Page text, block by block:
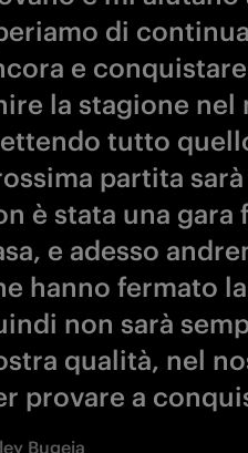
di
e
la stagione
tutto
partita
è stata una
e adesso
hanno fermato
non sarà
qualità, nel
provare a
Bugeja